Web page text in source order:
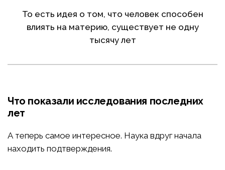
То есть идея о том, что человек способен
влиять на материю, существует не одну
тысячу лет
Что показали исследования последних
лет
А теперь самое интересное. Наука вдруг начала
находить подтверждения.